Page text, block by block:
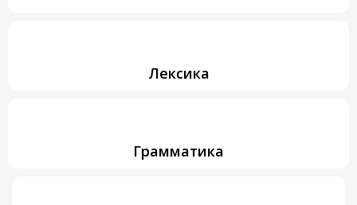
Лексика
Грамматика